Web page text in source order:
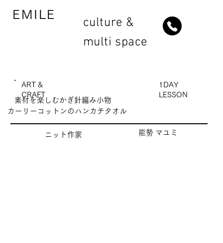
EMILE
culture &
multi space
ART &
CRAFT
素材を楽しむかぎ針編み小物
カーリーコットンのハンカチタオル
ニット作家 能勢 マユミ
1DAY
LESSON